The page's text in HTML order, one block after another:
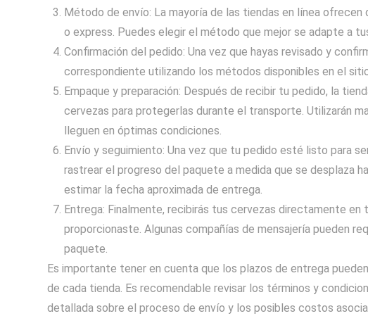
Método de envío: La mayoría de las tiendas en línea
o express. Puedes elegir el método que mejor se adapte a
Confirmación del pedido: Una vez que hayas revisado y
correspondiente utilizando los métodos disponibles en el
Empaque y preparación: Después de recibir tu pedido, la
cervezas para protegerlas durante el transporte. Utilizarán
lleguen en óptimas condiciones.
Envío y seguimiento: Una vez que tu pedido esté listo para
rastrear el progreso del paquete a medida que se desplaza
estimar la fecha aproximada de entrega.
Entrega: Finalmente, recibirás tus cervezas directamente en
proporcionaste. Algunas compañías de mensajería pueden
paquete.
Es importante tener en cuenta que los plazos de entrega
de cada tienda. Es recomendable revisar los términos y
detallada sobre el proceso de envío y los posibles costos